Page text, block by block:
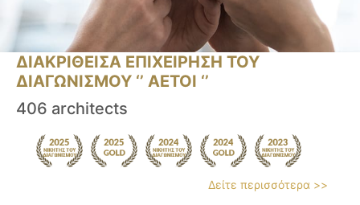
ΔΙΑΚΡΙΘΕΙΣΑ ΕΠΙΧΕΙΡΗΣΗ ΤΟΥ
ΔΙΑΓΩΝΙΣΜΟΥ ‘’ ΑΕΤΟΙ ‘’
406 architects
Δείτε περισσότερα >>